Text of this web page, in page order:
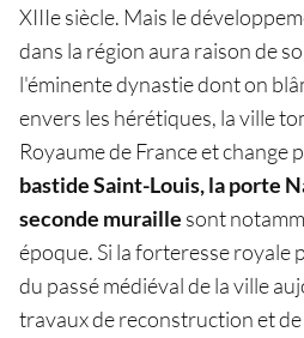
XIIIe siècle. Mais le
dans la région aura raison de
l'éminente dynastie dont on
envers les hérétiques, la ville
Royaume de France et change
bastide Saint-Louis, la porte
seconde muraille sont
époque. Si la forteresse royale
du passé médiéval de la ville
travaux de reconstruction et